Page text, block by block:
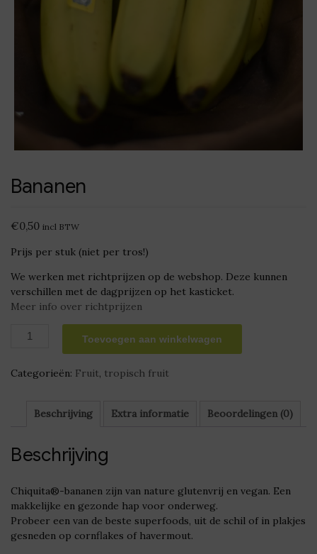
Bananen
€0,50 incl BTW
Prijs per stuk (niet per tros!)
We werken met richtprijzen op de webshop. Deze kunnen
verschillen met de dagprijzen op het kasticket.
Meer info over richtprijzen
Bananen
Toevoegen aan winkelwagen
Categorieën: Fruit, tropisch fruit
Beschrijving Extra informatie Beoordelingen (0)
Beschrijving
Chiquita®-bananen zijn van nature glutenvrij en vegan. Een
makkelijke en gezonde hap voor onderweg.
Probeer een van de beste superfoods, uit de schil of in plakjes
gesneden op cornflakes of havermout.